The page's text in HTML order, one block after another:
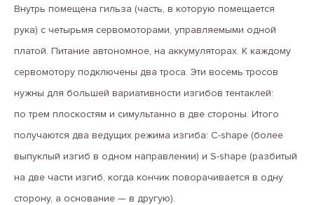
Внутрь помещена гильза (часть, в которую помещается
рука) с четырьмя сервомоторами, управляемыми одной
платой. Питание автономное, на аккумуляторах. К каждому
сервомотору подключены два троса. Эти восемь тросов
нужны для большей вариативности изгибов тентаклей:
по трем плоскостям и симультанно в две стороны. Итого
получаются два ведущих режима изгиба: C-shape (более
выпуклый изгиб в одном направлении) и S-shape (разбитый
на две части изгиб, когда кончик поворачивается в одну
сторону, а основание — в другую).